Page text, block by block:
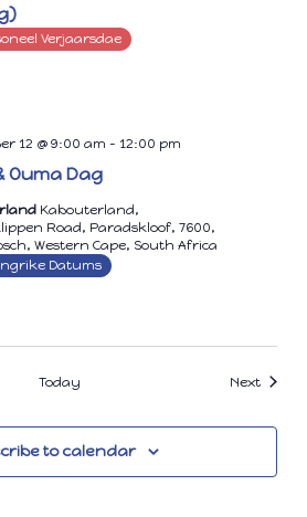
Verjaarsdae
Ouma Dag
12 @ 9:00 am - 12:00 pm
Kabouterland,
Road, Paradskloof, 7600,
Western Cape, South Africa
Datums
Today NextEvents
to calendar